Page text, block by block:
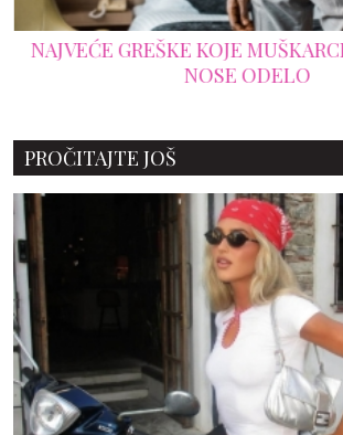
NAJVEĆE GREŠKE KOJE
NOSE ODELO
PROČITAJTE JOŠ